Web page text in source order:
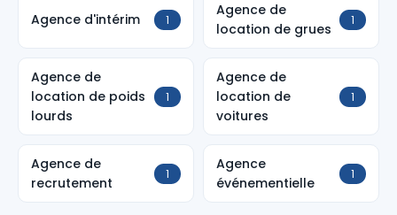
Agence d'intérim 1
Agence de
location de grues
1
Agence de
location de poids
lourds
1
Agence de
location de
voitures
1
Agence de
recrutement
1
Agence
événementielle
1